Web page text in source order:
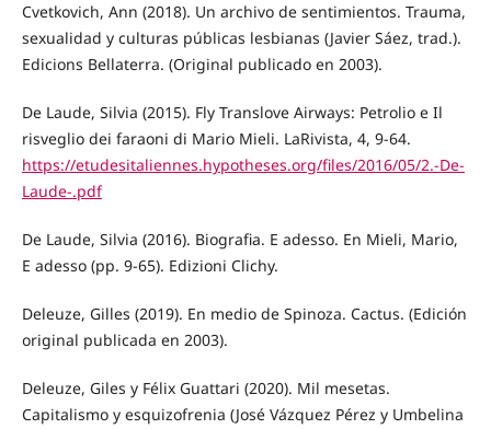
Cvetkovich, Ann (2018). Un archivo de sentimientos. Trauma,
sexualidad y culturas públicas lesbianas (Javier Sáez, trad.).
Edicions Bellaterra. (Original publicado en 2003).
De Laude, Silvia (2015). Fly Translove Airways: Petrolio e Il
risveglio dei faraoni di Mario Mieli. LaRivista, 4, 9-64.
https://etudesitaliennes.hypotheses.org/files/2016/05/2.-De-
Laude-.pdf
De Laude, Silvia (2016). Biografia. E adesso. En Mieli, Mario,
E adesso (pp. 9-65). Edizioni Clichy.
Deleuze, Gilles (2019). En medio de Spinoza. Cactus. (Edición
original publicada en 2003).
Deleuze, Giles y Félix Guattari (2020). Mil mesetas.
Capitalismo y esquizofrenia (José Vázquez Pérez y Umbelina